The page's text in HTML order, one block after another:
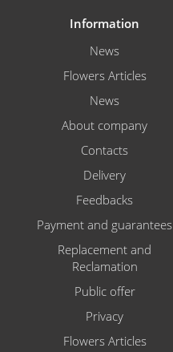
Information
News
Flowers Articles
News
About company
Contacts
Delivery
Feedbacks
Payment and guarantees
Replacement and
Reclamation
Public offer
Privacy
Flowers Articles